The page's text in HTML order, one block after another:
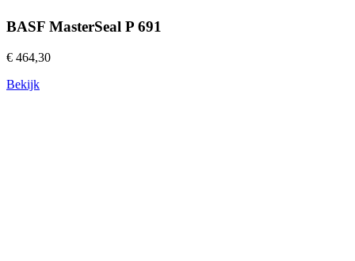
BASF MasterSeal P 691
€ 464,30
Bekijk